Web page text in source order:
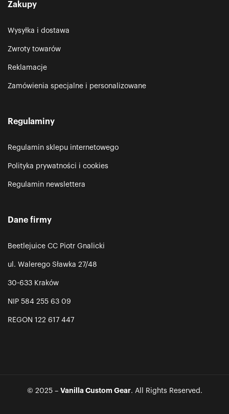
Zakupy
Wysyłka i dostawa
Zwroty towarów
Reklamacje
Zamówienia specjalne i personalizowane
Regulaminy
Regulamin sklepu internetowego
Polityka prywatności i cookies
Regulamin newslettera
Dane firmy
Beetlejuice CC Piotr Gnalicki
ul. Walerego Sławka 27/48
30-633 Kraków
NIP 584 255 63 09
REGON 122 617 447
© 2025 – Vanilla Custom Gear. All Rights Reserved.